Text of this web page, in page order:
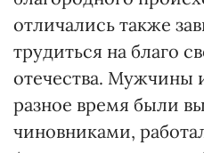
отличались также
трудиться на благо
отечества. Мужчины
разное время были
чиновниками,